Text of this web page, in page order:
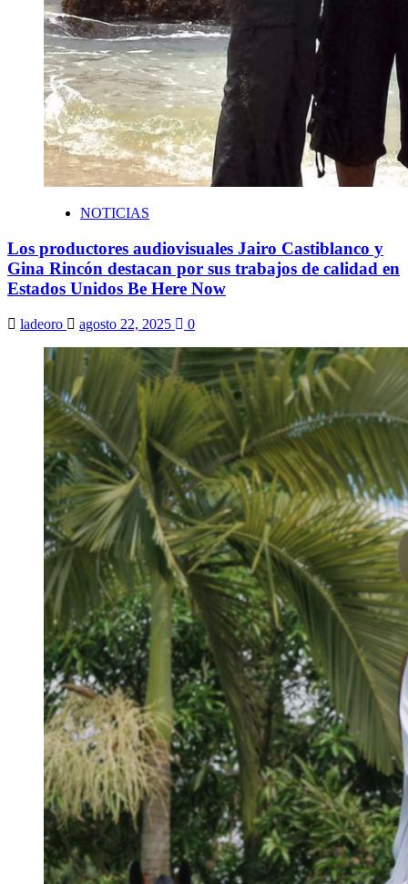
NOTICIAS
Los productores audiovisuales Jairo Castiblanco y
Gina Rincón destacan por sus trabajos de calidad en
Estados Unidos Be Here Now
ladeoro agosto 22, 2025 0